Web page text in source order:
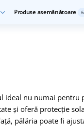
Produse asemănătoare 6
ideal nu numai pentru
și oferă protecție
pălăria poate fi